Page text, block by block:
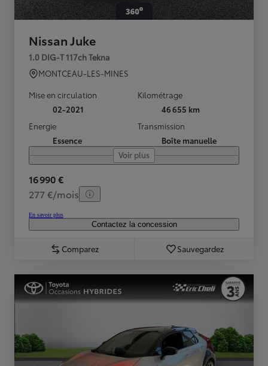
Nissan Juke
1.0 DIG-T 117ch Tekna
MONTCEAU-LES-MINES
Mise en circulation
02-2021
Kilométrage
46 655 km
Energie
Essence
Transmission
Boîte manuelle
Voir plus
16 990 €
277 €/mois
En savoir plus
Contactez la concession
Comparez Sauvegardez